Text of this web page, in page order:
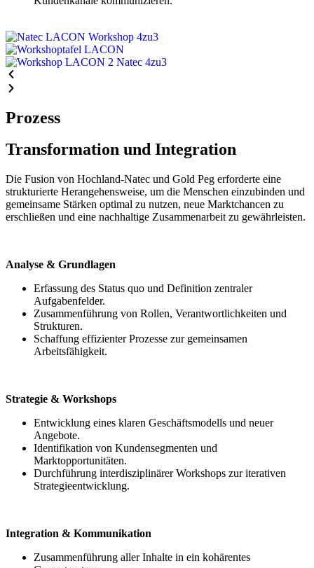
Prozess
Transformation und Integration
Die Fusion von Hochland-Natec und Gold Peg erforderte eine
strukturierte Herangehensweise, um die Menschen einzubinden und
gemeinsame Stärken optimal zu nutzen, neue Marktchancen zu
erschließen und eine nachhaltige Zusammenarbeit zu gewährleisten.
Analyse & Grundlagen
Erfassung des Status quo und Definition zentraler
Aufgabenfelder.
Zusammenführung von Rollen, Verantwortlichkeiten und
Strukturen.
Schaffung effizienter Prozesse zur gemeinsamen
Arbeitsfähigkeit.
Strategie & Workshops
Entwicklung eines klaren Geschäftsmodells und neuer
Angebote.
Identifikation von Kundensegmenten und
Marktopportunitäten.
Durchführung interdisziplinärer Workshops zur iterativen
Strategieentwicklung.
Integration & Kommunikation
Zusammenführung aller Inhalte in ein kohärentes